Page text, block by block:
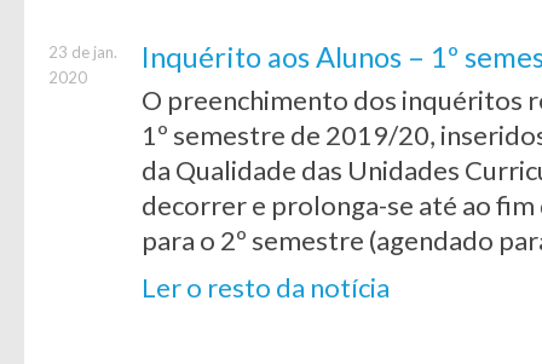
23 de jan.
2020
Inquérito aos Alunos – 1º
O preenchimento dos inquéritos
1º semestre de 2019/20,
da Qualidade das Unidades
decorrer e prolonga-se até ao
para o 2º semestre (agendado
Ler o resto da notícia